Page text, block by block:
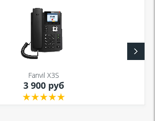
Fanvil X3S
3 900 руб